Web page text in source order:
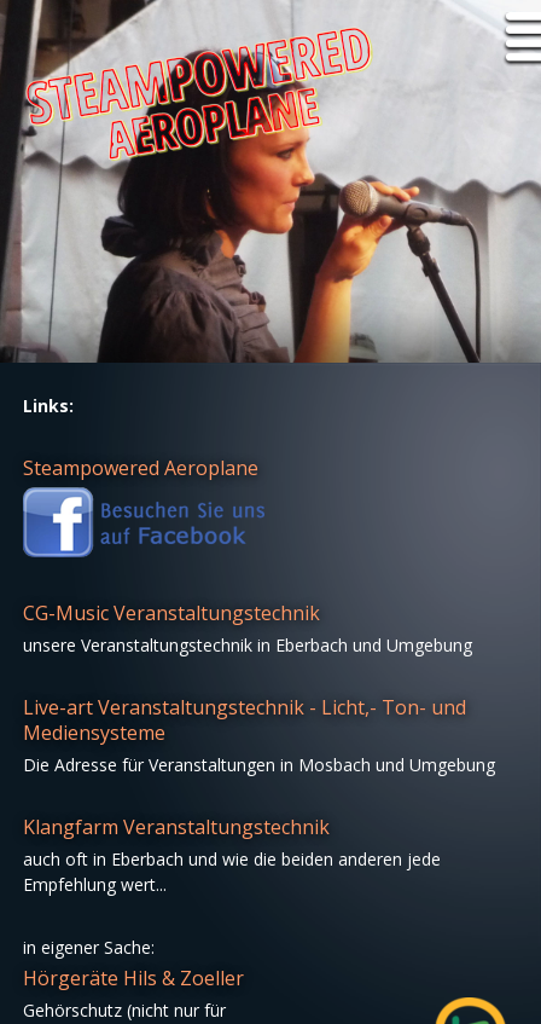
Links:
Steampowered Aeroplane
CG-Music Veranstaltungstechnik
unsere Veranstaltungstechnik in Eberbach und Umgebung
Live-art Veranstaltungstechnik - Licht,- Ton- und
Mediensysteme
Die Adresse für Veranstaltungen in Mosbach und Umgebung
Klangfarm Veranstaltungstechnik
auch oft in Eberbach und wie die beiden anderen jede
Empfehlung wert...
in eigener Sache:
Hörgeräte Hils & Zoeller
Gehörschutz (nicht nur für